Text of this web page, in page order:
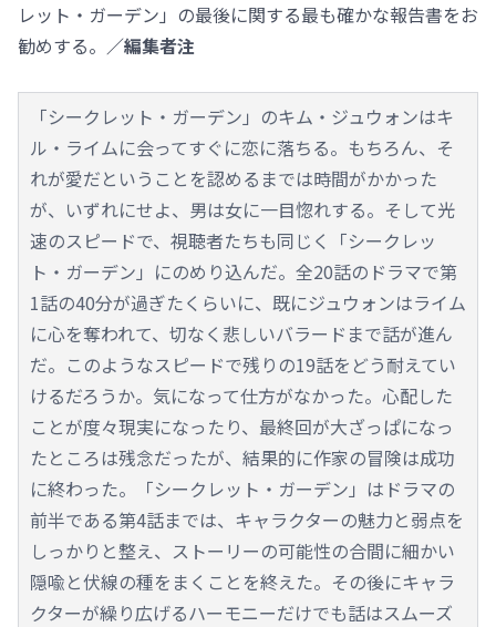
レット・ガーデン」の最後に関する最も確かな報告書をお
勧めする。 ／編集者注
「シークレット・ガーデン」のキム・ジュウォンはキ
ル・ライムに会ってすぐに恋に落ちる。もちろん、そ
れが愛だということを認めるまでは時間がかかった
が、いずれにせよ、男は女に一目惚れする。そして光
速のスピードで、視聴者たちも同じく「シークレッ
ト・ガーデン」にのめり込んだ。全20話のドラマで第
1話の40分が過ぎたくらいに、既にジュウォンはライム
に心を奪われて、切なく悲しいバラードまで話が進ん
だ。このようなスピードで残りの19話をどう耐えてい
けるだろうか。気になって仕方がなかった。心配した
ことが度々現実になったり、最終回が大ざっぱになっ
たところは残念だったが、結果的に作家の冒険は成功
に終わった。「シークレット・ガーデン」はドラマの
前半である第4話までは、キャラクターの魅力と弱点を
しっかりと整え、ストーリーの可能性の合間に細かい
隠喩と伏線の種をまくことを終えた。その後にキャラ
クターが繰り広げるハーモニーだけでも話はスムーズ